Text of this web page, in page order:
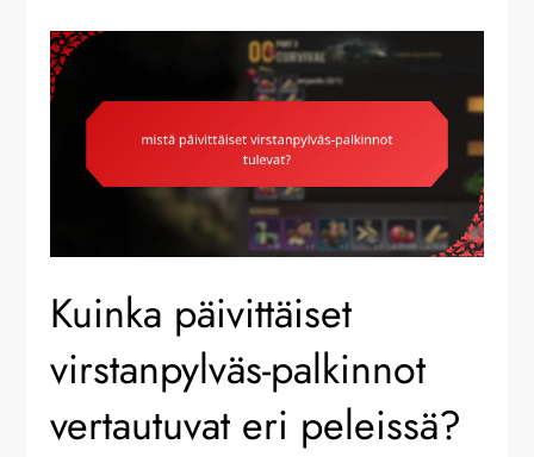
Kuinka päivittäiset
virstanpylväs-palkinnot
vertautuvat eri peleissä?